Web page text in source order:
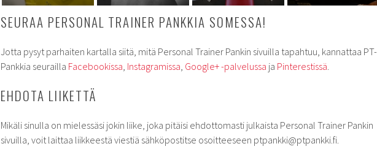
SEURAA PERSONAL TRAINER PANKKIA SOMESSA!
Jotta pysyt parhaiten kartalla siitä, mitä Personal Trainer Pankin sivuilla tapahtuu, kannattaa PT-
Pankkia seurailla Facebookissa Instagramissa Google+ -palvelussa ja Pinterestissä
EHDOTA LIIKETTÄ
Mikäli sinulla on mielessäsi jokin liike, joka pitäisi ehdottomasti julkaista Personal Trainer Pankin
sivuilla, voit laittaa liikkeestä viestiä sähköpostitse osoitteeseen ptpankki@ptpankki.fi.